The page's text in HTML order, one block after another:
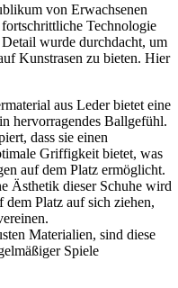
von Erwachsenen
Technologie
wurde durchdacht, um
Kunstrasen zu bieten. Hier
aus Leder bietet eine
hervorragendes Ballgefühl.
dass sie einen
Griffigkeit bietet, was
auf dem Platz ermöglicht.
Ästhetik dieser Schuhe wird
Platz auf sich ziehen,
Materialien, sind diese
Spiele